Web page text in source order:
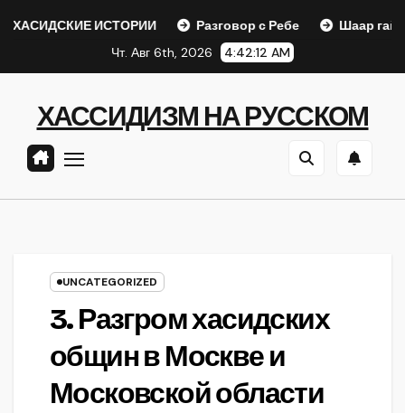
ИСТОРИИ Разговор с Ребе
Шаар гайихуд гл. 1
Чт. Авг 6th, 2026
4:42:13 AM
ХАССИДИЗМ НА РУССКОМ
UNCATEGORIZED
3. Разгром хасидских
общин в Москве и
Московской области